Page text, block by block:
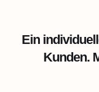
Ein
Kunden.